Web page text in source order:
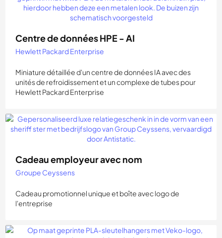
Centre de données HPE - AI
Hewlett Packard Enterprise
Miniature détaillée d'un centre de données IA avec des
unités de refroidissement et un complexe de tubes pour
Hewlett Packard Enterprise
Cadeau employeur avec nom
Groupe Ceyssens
Cadeau promotionnel unique et boîte avec logo de
l'entreprise